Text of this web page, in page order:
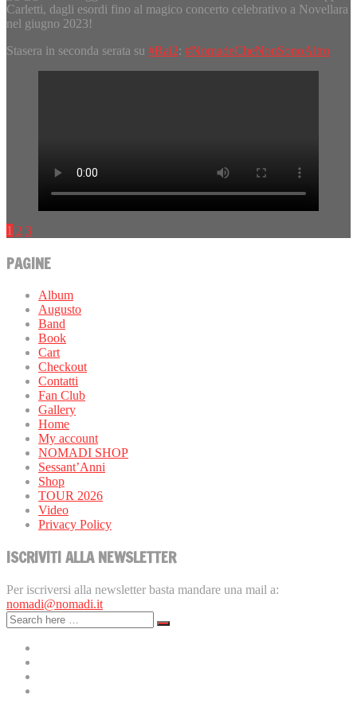
Carletti, dagli esordi fino al magico concerto celebrativo a Novellara
nel giugno 2023!
Stasera in seconda serata su #Rai2: #NomadeCheNonSonoAltro
1 2 3
PAGINE
Album
Augusto
Band
Book
Cart
Checkout
Contatti
Fan Club
Gallery
Home
My account
NOMADI SHOP
Sessant’Anni
Shop
TOUR 2026
Video
Privacy Policy
ISCRIVITI ALLA NEWSLETTER
Per iscriversi alla newsletter basta mandare una mail a:
nomadi@nomadi.it